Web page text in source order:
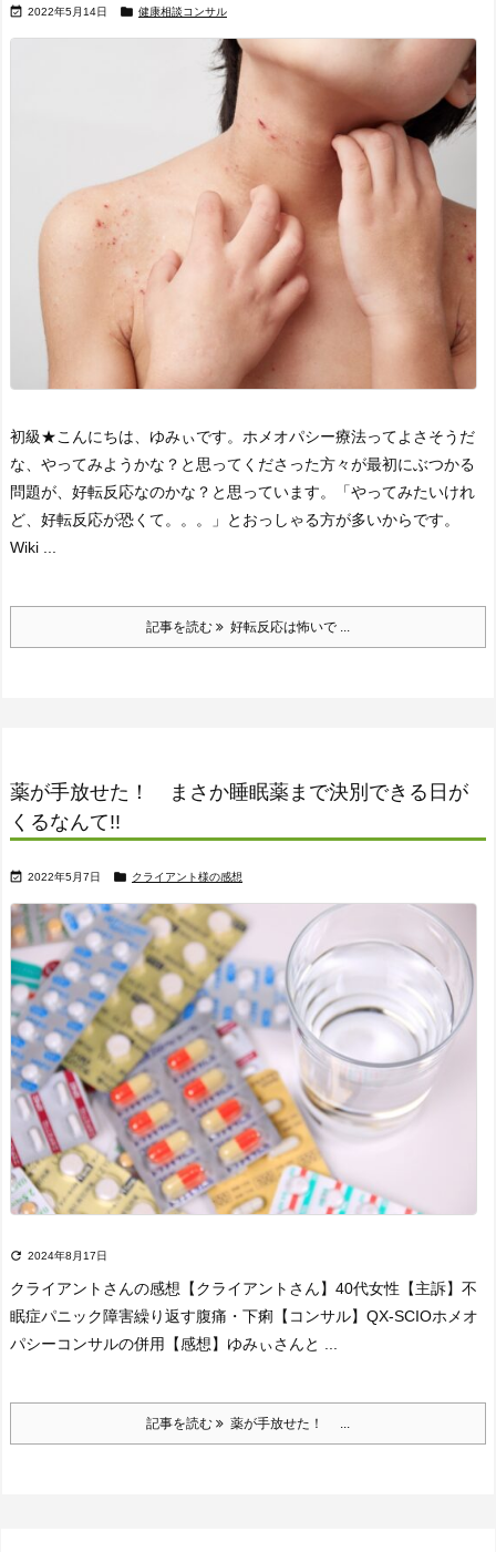
 2022年5月14日  健康相談コンサル
初級★こんにちは、ゆみぃです。 ホメオパシー療法ってよさそうだ
な、やってみようかな？と思ってくださった方々が最初にぶつかる
問題が、好転反応なのかな？と思っています。
「やってみたいけれ
ど、好転反応が恐くて。。。」とおっしゃる方が多いからです。
Wiki ...
記事を読む 好転反応は怖いで ...
薬が手放せた！ まさか睡眠薬まで決別できる日が
くるなんて!!
 2022年5月7日  クライアント様の感想
 2024年8月17日
クライアントさんの感想 【クライアントさん】 40代女性 【主訴】 不
眠症パニック障害繰り返す腹痛・下痢 【コンサル】 QX-SCIOホメオ
パシーコンサルの併用
【感想】 ゆみぃさんと ...
記事を読む 薬が手放せた！ ...